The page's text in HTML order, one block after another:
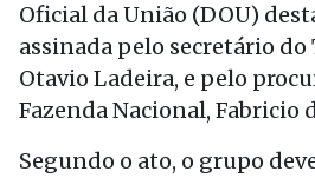
Oficial da União (DOU)
assinada pelo secretário do
Otavio Ladeira, e pelo
Fazenda Nacional, Fabricio
Segundo o ato, o grupo